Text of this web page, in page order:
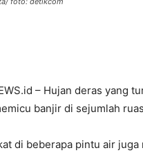
– Hujan deras yang
banjir di sejumlah
di beberapa pintu air